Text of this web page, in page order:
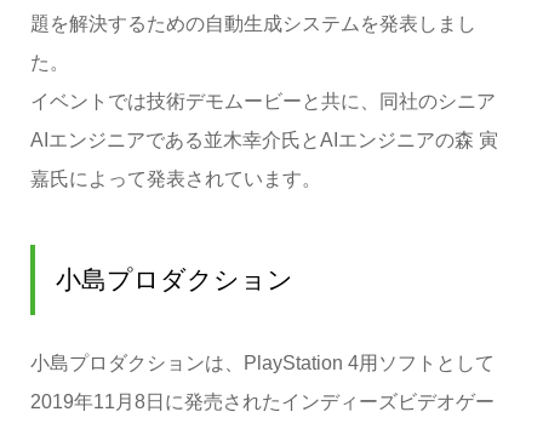
題を解決するための自動生成システムを発表しまし
た。
イベントでは技術デモムービーと共に、同社のシニア
AIエンジニアである並木幸介氏とAIエンジニアの森 寅
嘉氏によって発表されています。
小島プロダクション
小島プロダクションは、PlayStation 4用ソフトとして
2019年11月8日に発売されたインディーズビデオゲー